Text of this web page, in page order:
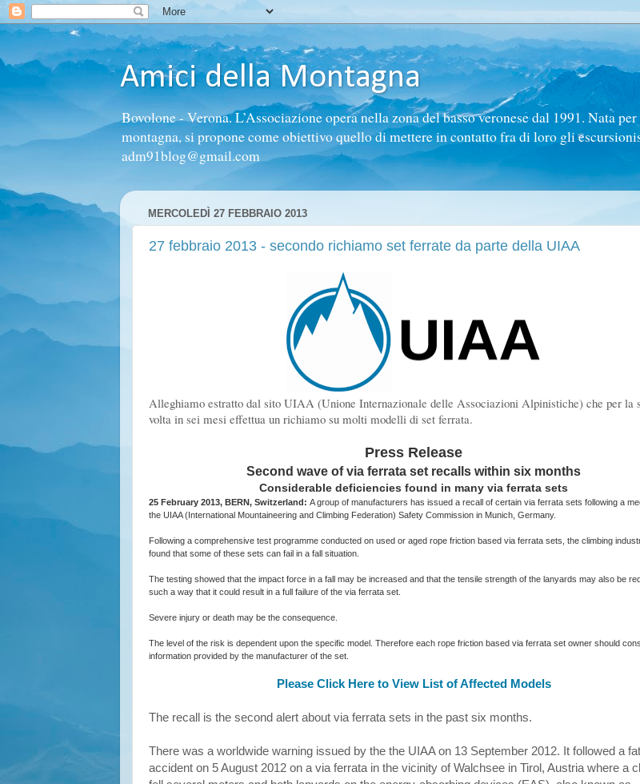
Amici della Montagna
Bovolone - Verona. L’Associazione opera nella zona del basso veronese dal 1991. Nata
montagna, si propone come obiettivo quello di mettere in contatto fra di loro gli
adm91blog@gmail.com
MERCOLEDÌ 27 FEBBRAIO 2013
27 febbraio 2013 - secondo richiamo set ferrate da parte della UIAA
Alleghiamo estratto dal sito UIAA (Unione Internazionale delle Associazioni Alpinistiche) che per la
volta in sei mesi effettua un richiamo su molti modelli di set ferrata.
Press Release
Second wave of via ferrata set recalls within six months
Considerable deficiencies found in many via ferrata sets
25 February 2013, BERN, Switzerland: A group of manufacturers has issued a recall of certain via ferrata sets following a
the UIAA (International Mountaineering and Climbing Federation) Safety Commission in Munich, Germany.
Following a comprehensive test programme conducted on used or aged rope friction based via ferrata sets, the climbing
found that some of these sets can fail in a fall situation.
The testing showed that the impact force in a fall may be increased and that the tensile strength of the lanyards may also be
such a way that it could result in a full failure of the via ferrata set.
Severe injury or death may be the consequence.
The level of the risk is dependent upon the specific model. Therefore each rope friction based via ferrata set owner should
information provided by the manufacturer of the set.
Please Click Here to View List of Affected Models
The recall is the second alert about via ferrata sets in the past six months.
There was a worldwide warning issued by the the UIAA on 13 September 2012. It followed a
accident on 5 August 2012 on a via ferrata in the vicinity of Walchsee in Tirol, Austria where a